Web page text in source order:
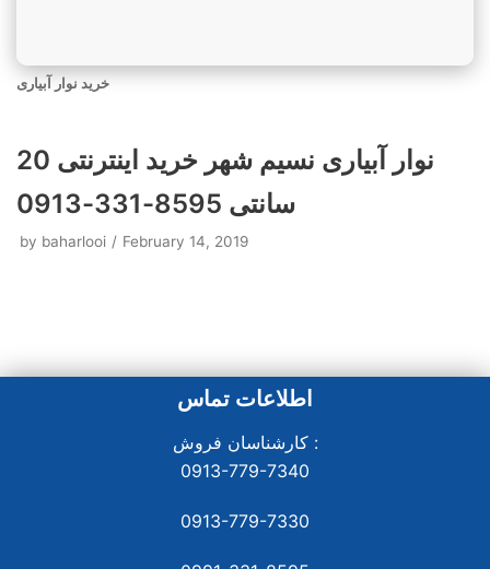
خرید نوار آبیاری
نوار آبیاری نسیم‌ شهر خرید اینترنتی 20
سانتی 8595-331-0913
by baharlooi February 14, 2019
اطلاعات تماس
کارشناسان فروش :
0913-779-7340
0913-779-7330